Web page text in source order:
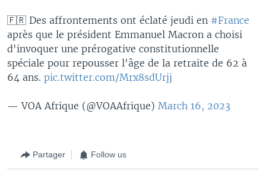
🇫🇷 Des affrontements ont éclaté jeudi en #France
après que le président Emmanuel Macron a choisi
d'invoquer une prérogative constitutionnelle
spéciale pour repousser l'âge de la retraite de 62 à
64 ans. pic.twitter.com/Mrx8sdUrjj
— VOA Afrique (@VOAAfrique) March 16, 2023
Partager Follow us